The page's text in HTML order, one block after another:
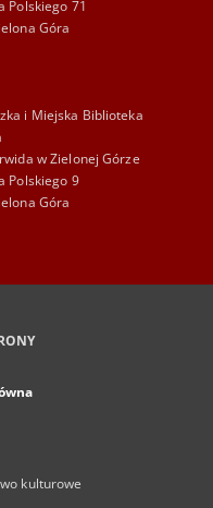
Polskiego 71
Góra
i Miejska Biblioteka
w Zielonej Górze
Polskiego 9
Góra
kulturowe